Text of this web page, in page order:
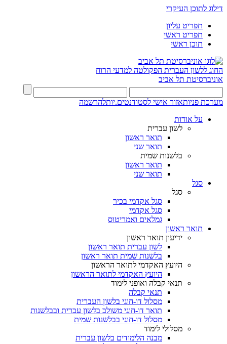
דילוג לתוכן העיקרי
תפריט עליון
תפריט ראשי
תוכן ראשי
החוג ללשון העברית הפקולטה למדעי הרוח
אוניברסיטת תל אביב
מערכת פניותאזור אישי לסטודנטים.יותלהרשמה
על אודות
לשון עברית
תואר ראשון
תואר שני
בלשנות שמית
תואר ראשון
תואר שני
סגל
סגל
סגל אקדמי בכיר
סגל אקדמי
גמלאים ואמריטוס
תואר ראשון
ידיעון תואר ראשון
לשון עברית תואר ראשון
בלשנות שמית תואר ראשון
היועץ האקדמי לתואר הראשון
היועץ האקדמי לתואר הראשון
תנאי קבלה ואופני לימוד
תנאי קבלה
מסלול דו-חוגי בלשון העברית
תואר דו-חוגי משולב בלשון עברית ובבלשנות
מסלול דו-חוגי בבלשנות שמית
מסלולי לימוד
מבנה הלימודים בלשון עברית